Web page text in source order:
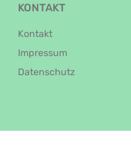
KONTAKT
Kontakt
Impressum
Datenschutz